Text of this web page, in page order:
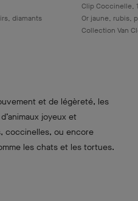
diamants
Clip Coccinelle,
Or jaune, rubis,
Collection Van
et de légèreté, les
joyeux et
coccinelles, ou encore
les chats et les tortues.